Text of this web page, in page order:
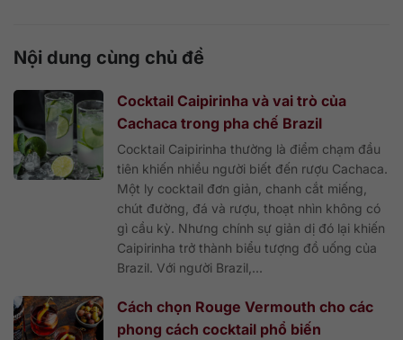
Nội dung cùng chủ đề
Cocktail Caipirinha và vai trò của
Cachaca trong pha chế Brazil
Cocktail Caipirinha thường là điểm chạm đầu
tiên khiến nhiều người biết đến rượu Cachaca.
Một ly cocktail đơn giản, chanh cắt miếng,
chút đường, đá và rượu, thoạt nhìn không có
gì cầu kỳ. Nhưng chính sự giản dị đó lại khiến
Caipirinha trở thành biểu tượng đồ uống của
Brazil. Với người Brazil,...
Cách chọn Rouge Vermouth cho các
phong cách cocktail phổ biến